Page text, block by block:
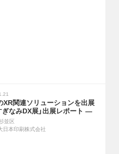
XR関連ソリューションを出展
ぎなみDX展」出展レポート ―
並区
日本印刷株式会社